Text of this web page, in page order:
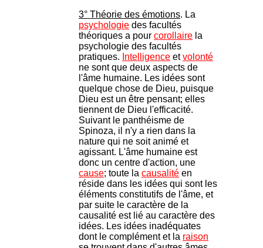
3° Théorie des émotions. La
psychologie des facultés
théoriques a pour corollaire la
psychologie des facultés
pratiques. Intelligence etvolonté
ne sont que deux aspects de
l'âme humaine. Les idées sont
quelque chose de Dieu, puisque
Dieu est un être pensant; elles
tiennent de Dieu l'efficacité.
Suivant le panthéisme de
Spinoza, il n'y a rien dans la
nature qui ne soit animé et
agissant. L'âme humaine est
donc un centre d'action, une
cause; toute la causalité en
réside dans les idées qui sont les
éléments constitutifs de l'âme, et
par suite le caractère de la
causalité est lié au caractère des
idées. Les idées inadéquates
dont le complément et la raison